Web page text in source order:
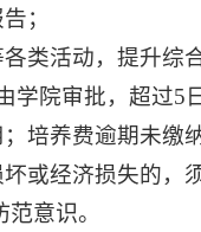
；
类活动，提升综
学院审批，超过5
培养费逾期未缴
或经济损失的，
意识。